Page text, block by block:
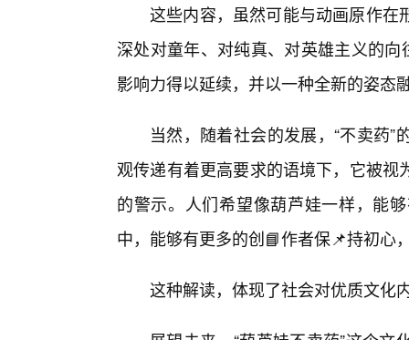
这些内容，虽然可能与动画原作在
深处对童年、对纯真、对英雄主义的
影响力得以延续，并以一种全新的姿态
当然，随着社会的发展，“不卖药
观传递有着更高要求的语境下，它被
的警示。人们希望像葫芦娃一样，能
中，能够有更多的创📘作者保📌持初心
这种解读，体现了社会对优质文化